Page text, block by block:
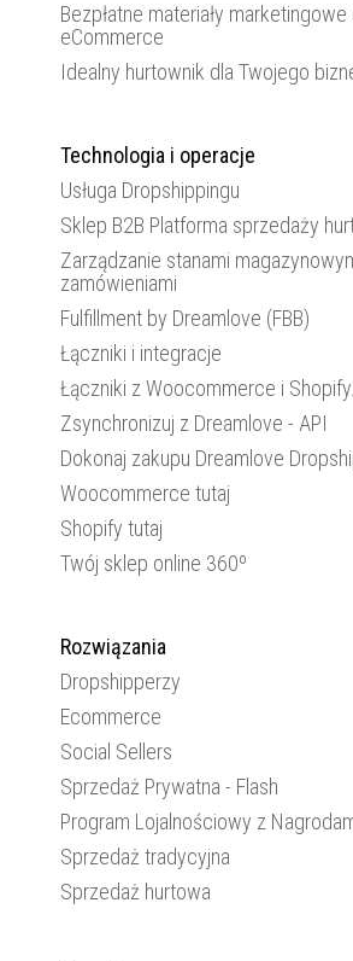
Bezpłatne materiały
eCommerce
Idealny hurtownik dla Twojego
Technologia i operacje
Usługa Dropshippingu
Sklep B2B Platforma sprzedaży
Zarządzanie stanami
zamówieniami
Fulfillment by Dreamlove (FBB)
Łączniki i integracje
Łączniki z Woocommerce i Shopify.
Zsynchronizuj z Dreamlove - API
Dokonaj zakupu Dreamlove
Woocommerce tutaj
Shopify tutaj
Twój sklep online 360º
Rozwiązania
Dropshipperzy
Ecommerce
Social Sellers
Sprzedaż Prywatna - Flash
Program Lojalnościowy z
Sprzedaż tradycyjna
Sprzedaż hurtowa